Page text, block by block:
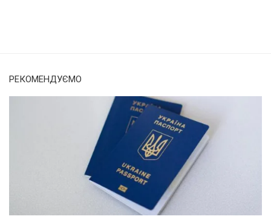
РЕКОМЕНДУЄМО